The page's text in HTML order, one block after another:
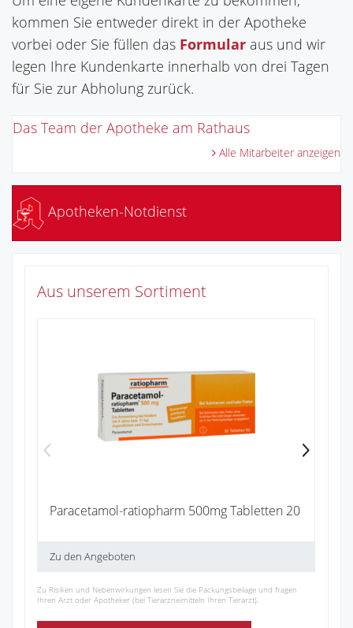
kommen Sie entweder direkt in der Apotheke
vorbei oder Sie füllen das Formular aus und wir
legen Ihre Kundenkarte innerhalb von drei Tagen
für Sie zur Abholung zurück.
Das Team der Apotheke am Rathaus
Alle Mitarbeiter anzeigen
Apotheken-Notdienst
Aus unserem Sortiment
Paracetamol-ratiopharm 500mg Tabletten 20
Zu den Angeboten
Zu Risiken und Nebenwirkungen lesen Sie die Packungsbeilage und fragen
Ihren Arzt oder Apotheker (bei Tierarzneimitteln Ihren Tierarzt).